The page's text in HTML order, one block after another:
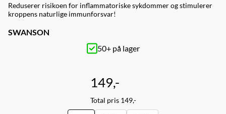
Reduserer risikoen for inflammatoriske sykdommer og stimulerer
kroppens naturlige immunforsvar!
SWANSON
50+ på lager
149,-
Total pris 149,-